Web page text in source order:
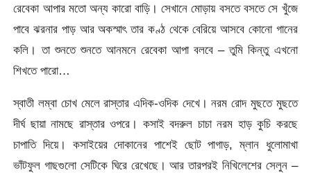
রেবেকা আপার মতো অন্য কারো বাড়ি। সেখানে মোড়ায় বসতে বসতে সে খুঁজে
পাবে ঝরনার পাড় আর অকস্মাৎ তার কণ্ঠ থেকে বেরিয়ে আসবে কোনো গানের
কলি। তা শুনতে শুনতে আনমনে রেবেকা আপা বলবে – তুমি কিন্তু এখনো
শিখতে পারো…
স্বাতী লম্বা চোখ মেলে রাস্তার এদিক-ওদিক দেখে। নরম রোদ মুছতে মুছতে
দীর্ঘ ছায়া নামছে রাস্তার ওপরে। কসাই বদরুল চাচা নরম হাড় কুচি করছে
চাপাতি দিয়ে। কসাইয়ের দোকানের পাশেই ছোট পাগাড়, ম্লান ধুলোমাখা
ভাঁটফুল গাছগুলো সেটিকে ঘিরে রেখেছে। আর তারপরই নিখিলেশের সেলুন –